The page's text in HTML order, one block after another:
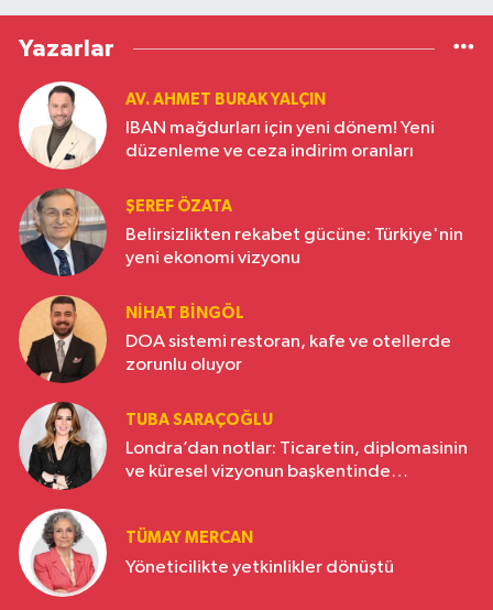
Yazarlar
AV. AHMET BURAK YALÇIN
IBAN mağdurları için yeni dönem! Yeni
düzenleme ve ceza indirim oranları
ŞEREF ÖZATA
Belirsizlikten rekabet gücüne: Türkiye'nin
yeni ekonomi vizyonu
NIHAT BINGÖL
DOA sistemi restoran, kafe ve otellerde
zorunlu oluyor
TUBA SARAÇOĞLU
Londra’dan notlar: Ticaretin, diplomasinin
ve küresel vizyonun başkentinde
TÜMAY MERCAN
Yöneticilikte yetkinlikler dönüştü